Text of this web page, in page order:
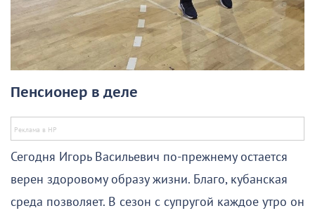
Пенсионер в деле
Сегодня Игорь Васильевич по-прежнему остается
верен здоровому образу жизни. Благо, кубанская
среда позволяет. В сезон с супругой каждое утро он